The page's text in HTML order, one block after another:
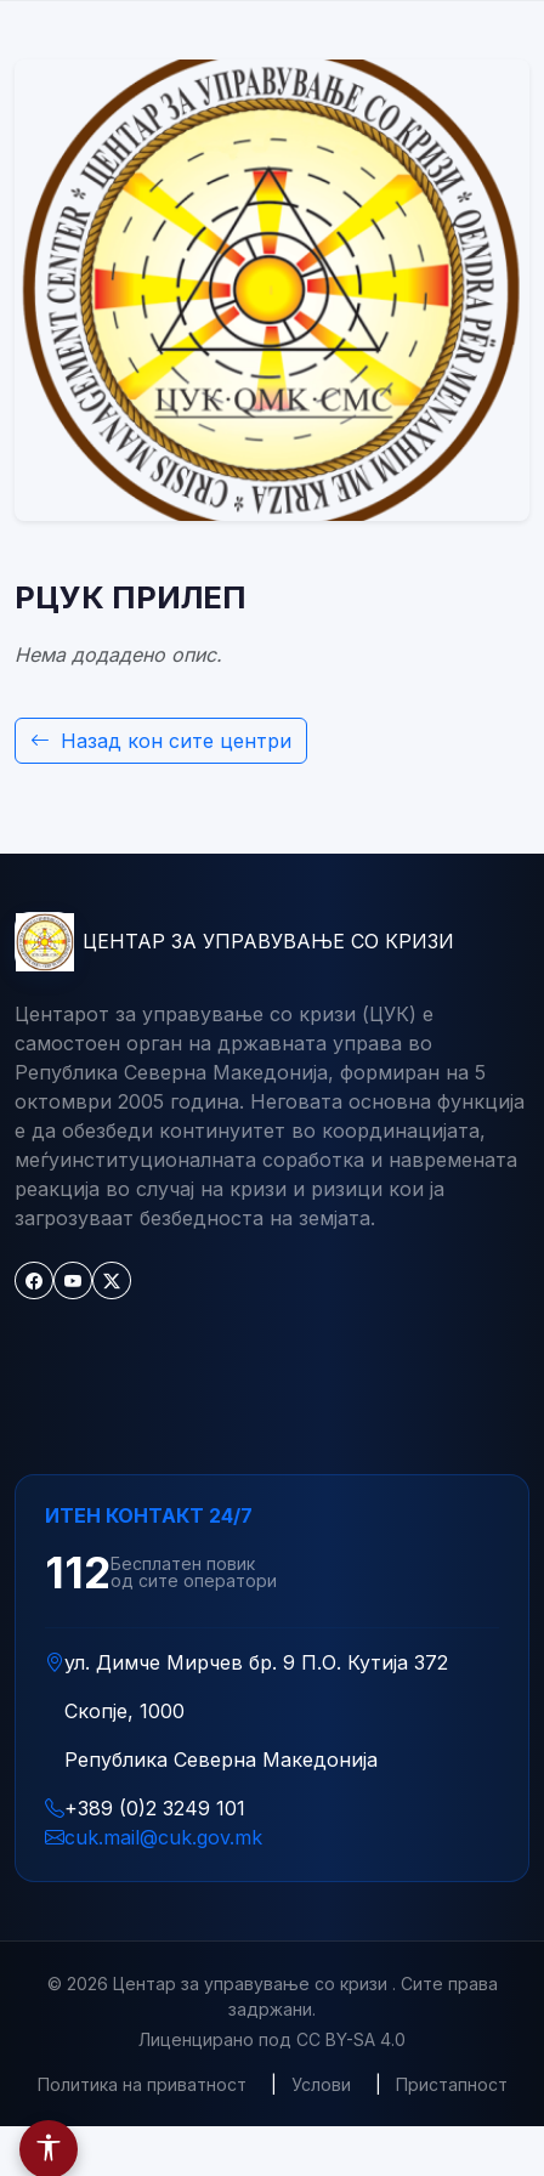
РЦУК ПРИЛЕП
Нема додадено опис.
Назад кон сите центри
ЦЕНТАР ЗА УПРАВУВАЊЕ СО КРИЗИ
Центарот за управување со кризи (ЦУК) е
самостоен орган на државната управа во
Република Северна Македонија, формиран на 5
октомври 2005 година. Неговата основна функција
е да обезбеди континуитет во координацијата,
меѓуинституционалната соработка и навремената
реакција во случај на кризи и ризици кои ја
загрозуваат безбедноста на земјата.
ИТЕН КОНТАКТ 24/7
112Бесплатен повик
од сите оператори
ул. Димче Мирчев бр. 9 П.О. Кутија 372
Скопје, 1000
Република Северна Македонија
+389 (0)2 3249 101
cuk.mail@cuk.gov.mk
© 2026 Центар за управување со кризи . Сите права
задржани.
Лиценцирано под CC BY-SA 4.0
Политика на приватност Услови Пристапност